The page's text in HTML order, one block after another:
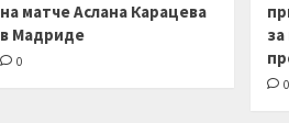
на матче Аслана Карацева
в Мадриде
0
0